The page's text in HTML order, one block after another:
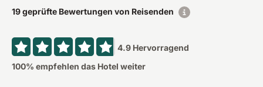
19 geprüfte Bewertungen von Reisenden
4.9 Hervorragend
100% empfehlen das Hotel weiter